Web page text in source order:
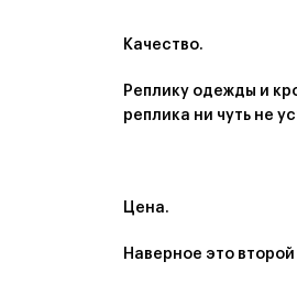
Качество.
Реплику одежды и
реплика ни чуть не
Цена.
Наверное это